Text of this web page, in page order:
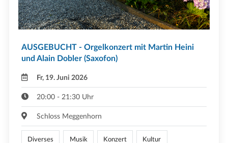
AUSGEBUCHT - Orgelkonzert mit Martin Heini
und Alain Dobler (Saxofon)
Fr, 19. Juni 2026
20:00 - 21:30 Uhr
Schloss Meggenhorn
Diverses Musik Konzert Kultur